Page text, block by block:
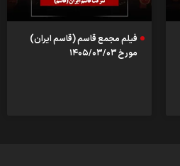
فیلم مجمع قاسم (قاسم ایران)
مورخ ۱۴۰۵/۰۳/۰۳